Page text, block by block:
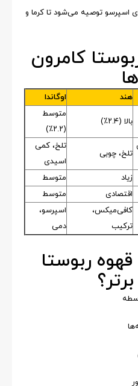
اسپرسو توصیه می‌شود تا کرما و
کامرون
هند اوگاندا
بالا (۲.۴٪)
متوسط
(۲.۲٪)
تلخ، چوبی
تلخ، کمی
اسیدی
زیاد
متوسط
اقتصادی
متوسط
کافی‌میکس،
ترکیب
اسپرسو،
دمی
ربوستا